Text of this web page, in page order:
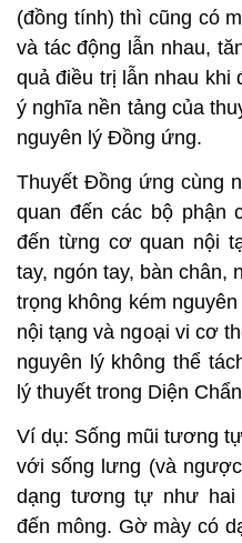
(đồng tính) thì cũng có
và tác động lẫn nhau,
quả điều trị lẫn nhau
ý nghĩa nền tảng của
nguyên lý Đồng ứng.
Thuyết Đồng ứng cùng
quan đến các bộ phận
đến từng cơ quan nội
tay, ngón tay, bàn chân,
trọng không kém
nội tạng và ngoại vi cơ
nguyên lý không thể
lý thuyết trong Diện
Ví dụ: Sống mũi tương
với sống lưng (và
dạng tương tự như hai
đến mông. Gờ mày có